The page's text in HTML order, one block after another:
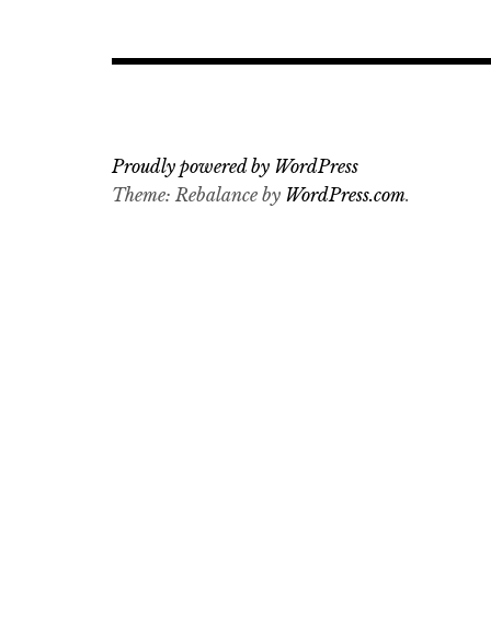
Proudly powered by WordPress
Theme: Rebalance by WordPress.com.